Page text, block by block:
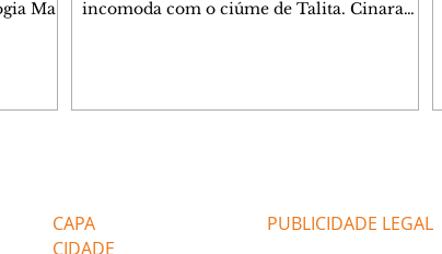
Mau
incomoda com o ciúme de Talita. Cinara
ajudar João Raul sem prejudicar a amiga.
CAPA
CIDADE
PUBLICIDADE LEGAL